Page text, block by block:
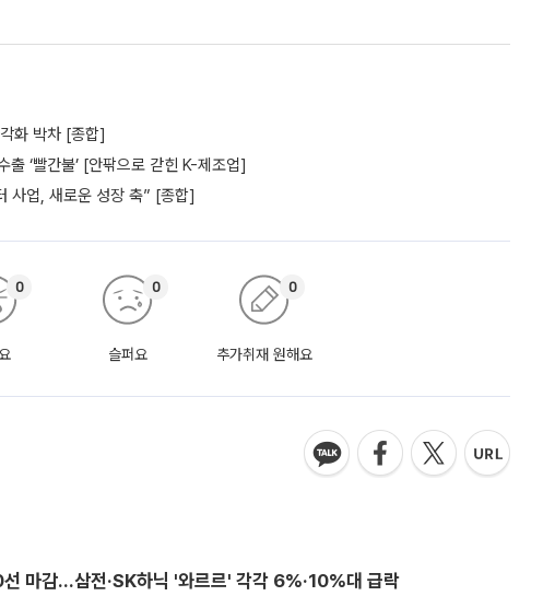
화 박차 [종합]
‘빨간불’ [안팎으로 갇힌 K-제조업]
업, 새로운 성장 축” [종합]
0
슬퍼요
0
추가취재 원해요
0
마감…삼전·SK하닉 '와르르' 각각 6%·10%대 급락